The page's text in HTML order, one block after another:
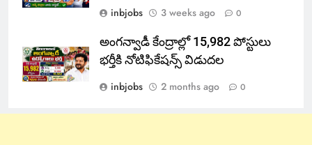
inbjobs
3 weeks ago 0
అంగన్వాడీ కేంద్రాల్లో 15,982 పోస్టులు
భర్తీకి నోటిఫికేషన్స్ విడుదల
inbjobs
2 months ago 0